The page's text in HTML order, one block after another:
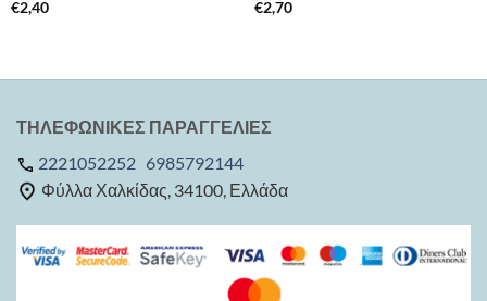
€2,40
€2,70
ΤΗΛΕΦΩΝΙΚΕΣ ΠΑΡΑΓΓΕΛΙΕΣ
2221052252 6985792144
Φύλλα Χαλκίδας, 34100, Ελλάδα